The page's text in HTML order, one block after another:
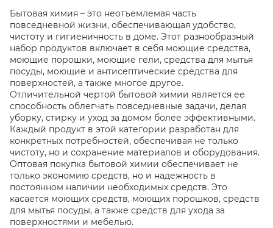
Бытовая химия – это неотъемлемая часть
повседневной жизни, обеспечивающая удобство,
чистоту и гигиеничность в доме. Этот разнообразный
набор продуктов включает в себя моющие средства,
моющие порошки, моющие гели, средства для мытья
посуды, моющие и антисептические средства для
поверхностей, а также многое другое.
Отличительной чертой бытовой химии является ее
способность облегчать повседневные задачи, делая
уборку, стирку и уход за домом более эффективными.
Каждый продукт в этой категории разработан для
конкретных потребностей, обеспечивая не только
чистоту, но и сохранение материалов и оборудования.
Оптовая покупка бытовой химии обеспечивает не
только экономию средств, но и надежность в
постоянном наличии необходимых средств. Это
касается моющих средств, моющих порошков, средств
для мытья посуды, а также средств для ухода за
поверхностями и мебелью.